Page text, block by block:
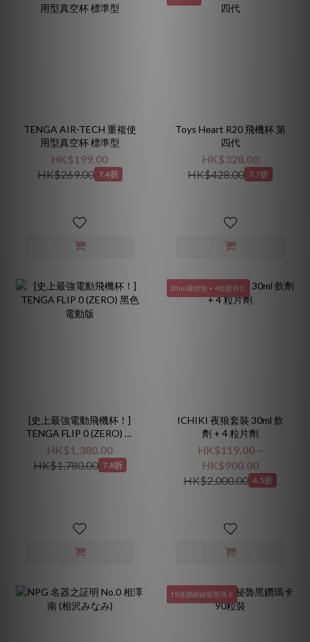
TENGA AIR-TECH 重複使
用型真空杯 標準型
HK$199.00
HK$269.00 7.4折
Toys Heart R20 飛機杯 第
四代
HK$328.00
HK$428.00 7.7折
[史上最強電動飛機杯！]
TENGA FLIP 0 (ZERO) 黑
色電動版
HK$1,380.00
HK$1,780.00 7.8折
30ml吸收快 + 4粒更持久
ICHIKI 夜狼套裝 30ml 飲
劑 + 4 粒片劑
HK$119.00 ~
HK$900.00
HK$2,000.00 4.5折
15倍濃縮秘魯黑瑪卡